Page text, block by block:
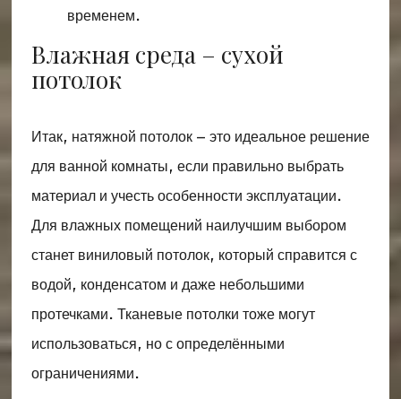
временем.
Влажная среда – сухой
потолок
Итак, натяжной потолок – это идеальное решение
для ванной комнаты, если правильно выбрать
материал и учесть особенности эксплуатации.
Для влажных помещений наилучшим выбором
станет виниловый потолок, который справится с
водой, конденсатом и даже небольшими
протечками. Тканевые потолки тоже могут
использоваться, но с определёнными
ограничениями.